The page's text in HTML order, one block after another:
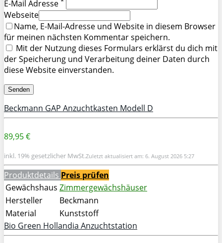
E-Mail Adresse
Webseite
Name, E-Mail-Adresse und Website in diesem Browser
für meinen nächsten Kommentar speichern.
Mit der Nutzung dieses Formulars erklärst du dich mit
der Speicherung und Verarbeitung deiner Daten durch
diese Website einverstanden.
Beckmann GAP Anzuchtkasten Modell D
89,95 €
inkl. 19% gesetzlicher MwSt.Zuletzt aktualisiert am: 6. August 2026 5:27
Produktdetails Preis prüfen
Gewächshaus Zimmergewächshäuser
Hersteller
Beckmann
Material
Kunststoff
Bio Green Hollandia Anzuchtstation